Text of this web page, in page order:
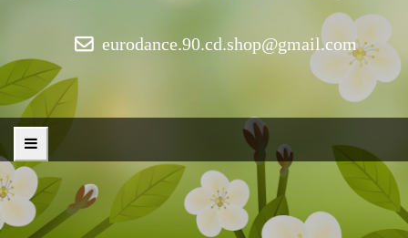
eurodance.90.cd.shop@gmail.com